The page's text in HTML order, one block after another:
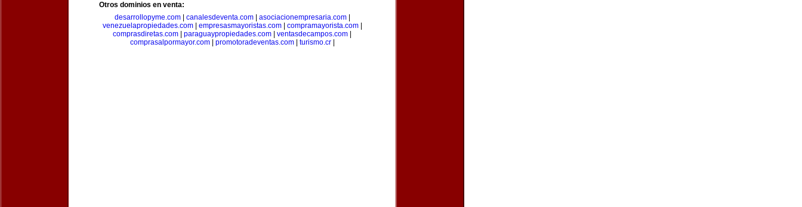
Otros dominios en venta:
desarrollopyme.com| canalesdeventa.com| asociacionempresaria.com|
venezuelapropiedades.com| empresasmayoristas.com| compramayorista.com|
comprasdiretas.com
paraguaypropiedades.com ventasdecampos.com
comprasalpormayor.com| promotoradeventas.com| turismo.cr|